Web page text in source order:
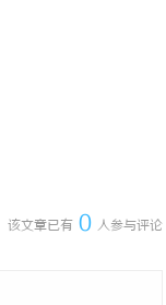
该文章已有 0 人参与评论